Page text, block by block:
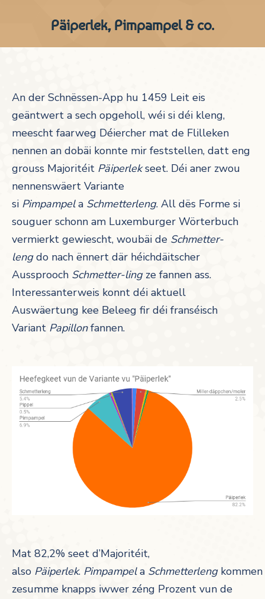
Päiperlek, Pimpampel & co.
An der Schnëssen-App hu 1459 Leit eis
geäntwert a sech opgeholl, wéi si déi kleng,
meescht faarweg Déiercher mat de Flilleken
nennen an dobäi konnte mir feststellen, datt eng
grouss Majoritéit Päiperlekseet. Déi aner zwou
nennenswäert Variante
si Pimpampela Schmetterleng. All dës Forme si
souguer schonn am Luxemburger Wörterbuch
vermierkt gewiescht, woubäi de Schmetter-
lengdo nach ënnert där héichdäitscher
Aussprooch Schmetter-lingze fannen ass.
Interessanterweis konnt déi aktuell
Auswäertung kee Beleeg fir déi franséisch
Variant Papillonfannen.
Mat 82,2% seet d’Majoritéit,
also Päiperlek. Pimpampela Schmetterlengkommen
zesumme knapps iwwer zéng Prozent vun de